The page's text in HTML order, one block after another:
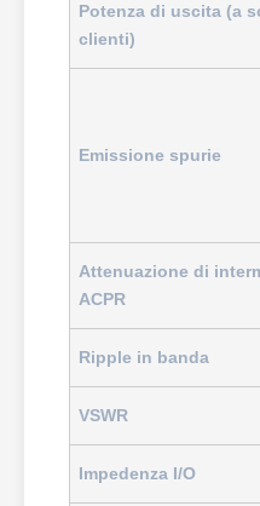
Potenza di uscita (a
clienti)
Emissione spurie
Attenuazione di
ACPR
Ripple in banda
VSWR
Impedenza I/O